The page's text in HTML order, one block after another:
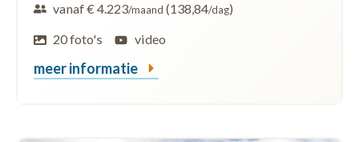
vanaf € 4.223/maand (138,84/dag)
20 foto's
video
meer informatie